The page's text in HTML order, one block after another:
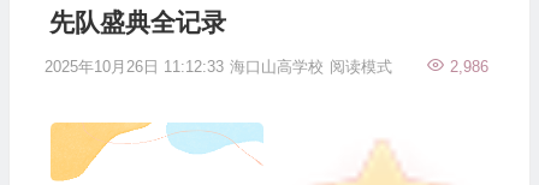
先队盛典全记录
2025年10月26日 11:12:33 海口山高学校 2,986
阅读模式